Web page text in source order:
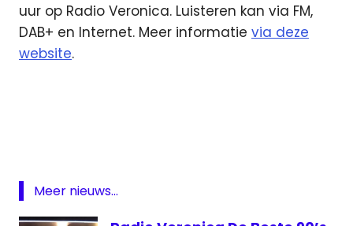
uur op Radio Veronica. Luisteren kan via FM,
DAB+ en Internet. Meer informatie via deze
website.
Meer nieuws...